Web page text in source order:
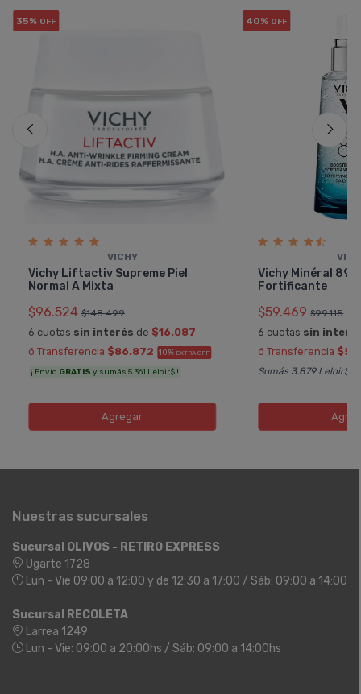
35% OFF
VICHY
Vichy Liftactiv Supreme Piel
Normal A Mixta
$96.524 $148.499
6 cuotas sin interés de $16.087
ó Transferencia $86.872 10% EXTRA OFF
¡ Envío GRATIS y sumás 5.361 Leloir$ !
Agregar
40% OFF
Vichy Minéral 89
Fortificante
$59.469 $99.115
6 cuotas sin
ó Transferencia
Sumás 3.879 Leloir$
Nuestras sucursales
Sucursal OLIVOS - RETIRO EXPRESS
Ugarte 1728
Lun - Vie 09:00 a 12:00 y de 12:30 a 17:00 / Sáb: 09:00 a 14:00
Sucursal RECOLETA
Larrea 1249
Lun - Vie: 09:00 a 20:00hs / Sáb: 09:00 a 14:00hs